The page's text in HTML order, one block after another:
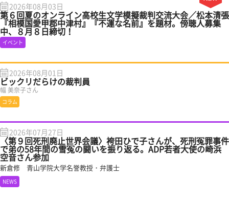
2026年08月03日
第６回夏のオンライン高校生文学模擬裁判交流大会／松本清張
『相模国愛甲郡中津村』『不運な名前』を題材。傍聴人募集
中、８月８日締切！
イベント
2026年08月01日
ビックリだらけの裁判員
幅 美奈子さん
コラム
2026年07月27日
〈第９回死刑廃止世界会議〉袴田ひで子さんが、死刑冤罪事件
で弟の58年間の雪冤の闘いを振り返る。ADP若者大使の崎浜
空音さん参加
新倉修 青山学院大学名誉教授・弁護士
NEWS